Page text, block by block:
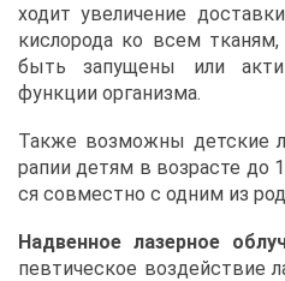
хо­дит уве­ли­че­ние
кис­ло­ро­да ко всем тка­ням,
быть за­пу­ще­ны или
функ­ции ор­га­низ­ма.
Та­к­же воз­мож­ны дет­ские
ра­пии де­тям в воз­расте до
ся сов­мест­но с од­ним из
Над­вен­ное ла­зер­ное
пев­ти­че­ское воз­дей­ствие